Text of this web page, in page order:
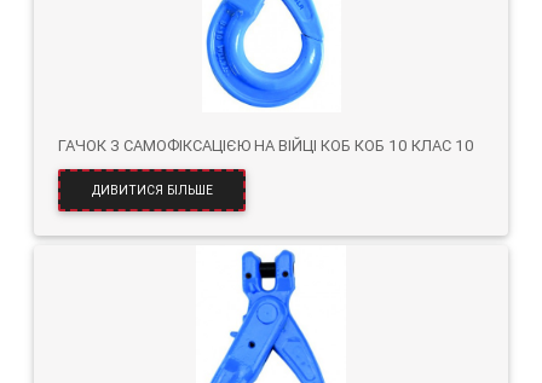
ГАЧОК З САМОФІКСАЦІЄЮ НА ВІЙЦІ КОБ КОБ 10 КЛАС 10
ДИВИТИСЯ БІЛЬШЕ